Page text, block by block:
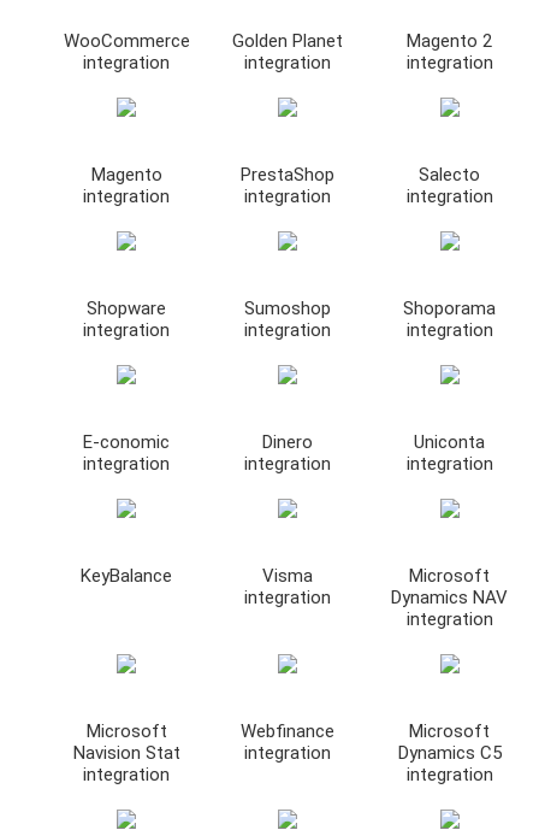
WooCommerce
integration
Golden Planet
integration
Magento 2
integration
Magento
integration
PrestaShop
integration
Salecto
integration
Shopware
integration
Sumoshop
integration
Shoporama
integration
E-conomic
integration
Dinero
integration
Uniconta
integration
KeyBalance
Visma
integration
Microsoft
Dynamics NAV
integration
Microsoft
Navision Stat
integration
Webfinance
integration
Microsoft
Dynamics C5
integration